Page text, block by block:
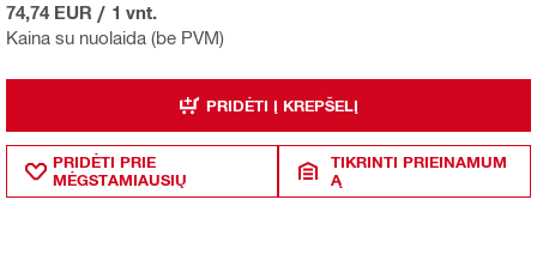
Kaina su nuolaida (be PVM)
74,74 EUR / 1 vnt.
PRIDĖTI Į KREPŠELĮ
PRIDĖTI PRIE
MĖGSTAMIAUSIŲ
TIKRINTI PRIEINAMUM
Ą